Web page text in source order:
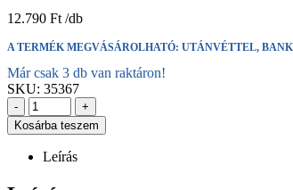
12.790 Ft
A TERMÉK MEGVÁSÁROLHATÓ: UTÁNVÉTTEL,
Már csak 3 db van raktáron!
SKU: 35367
-
+
Kosárba teszem
Leírás